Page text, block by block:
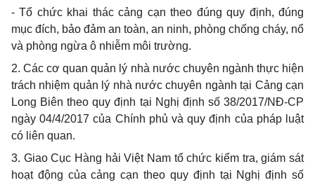
-Tổ chức khai thác cảng cạn theo đúng quy định, đúng
mục đích, bảo đảm an toàn, an ninh, phòng chống cháy, nổ
và phòng ngừa ô nhiễm môi trường.
2.Các cơ quan quản lý nhà nước chuyên ngành thực hiện
trách nhiệm quản lý nhà nước chuyên ngành tại Cảng cạn
Long Biên theo quy định tại Nghị định số 38/2017/NĐ-CP
ngày 04/4/2017 của Chính phủ và quy định của pháp luật
có liên quan.
3. Giao Cục Hàng hải Việt Nam tổ chức kiểm tra, giám sát
hoạt động của cảng cạn theo quy định tại Nghị định số